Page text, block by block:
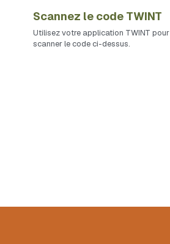
Scannez le code TWINT
Utilisez votre application TWINT pour
scanner le code ci-dessus.